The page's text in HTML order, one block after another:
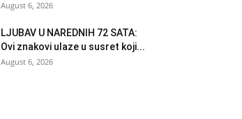
August 6, 2026
LJUBAV U NAREDNIH 72 SATA:
Ovi znakovi ulaze u susret koji...
August 6, 2026